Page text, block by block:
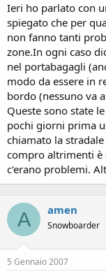
Ieri ho parlato con
spiegato che per
non fanno tanti
zone.In ogni caso
nel portabagagli
modo da essere in
bordo (nessuno va
Queste sono state
pochi giorni prima
chiamato la
compro altrimenti è
c'erano problemi.
A amen
Snowboarder
5 Gennaio 2007